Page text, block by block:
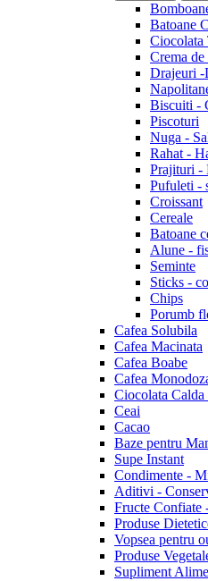
Batoane
Ciocolata
Crema
Drajeuri -
Biscuiti -
Piscoturi
Nuga -
Rahat -
Prajituri -
Pufuleti -
Croissant
Cereale
Batoane
Alune -
Seminte
Sticks -
Chips
Porumb
Cafea Solubila
Cafea Macinata
Cafea Boabe
Cafea
Ciocolata
Ceai
Cacao
Baze pentru
Supe Instant
Condimente -
Aditivi -
Fructe Confiate
Produse
Vopsea pentru
Produse
Supliment